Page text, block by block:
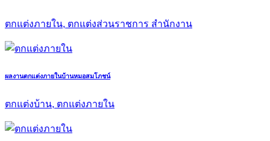
ตกแต่งภายใน, ตกแต่งส่วนราชการ สำนักงาน
ผลงานตกแต่งภายในบ้านหมอสมโภชน์
ตกแต่งบ้าน, ตกแต่งภายใน